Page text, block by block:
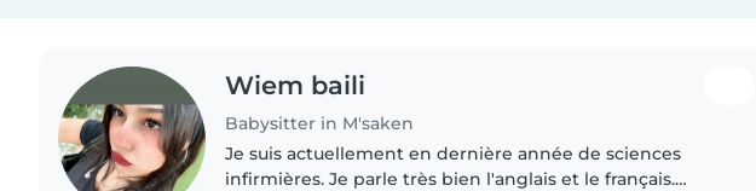
Wiem baili
Babysitter in M'saken
Je suis actuellement en dernière année de sciences
infirmières. Je parle très bien l'anglais et le français.